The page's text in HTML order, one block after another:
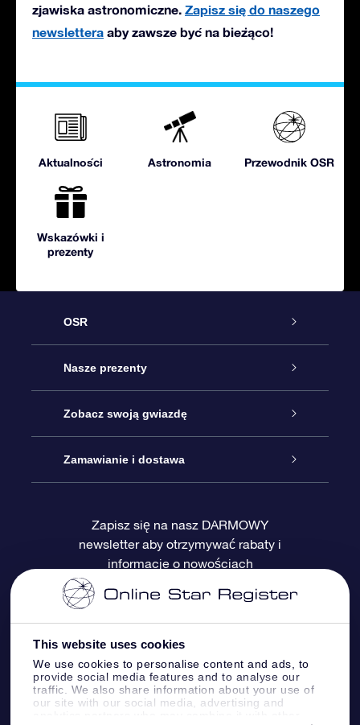
This website uses cookies
We use cookies to personalise content and ads, to
provide social media features and to analyse our
traffic. We also share information about your use of
our site with our social media, advertising and
zjawiska astronomiczne. Zapisz się do naszego
newslettera aby zawsze być na bieżąco!
Aktualności Astronomia Przewodnik OSR
Wskazówki i
prezenty
OSR
Obsługa
Kontakt
Blog
Recenzje
Nasze prezenty
Podarunek Gwiazda Online
Pakiet Podarunkowy OSR
Karta podarunkowa OSR
Prezenty firmowe
Zobacz swoją gwiazdę
Rejestr Gwiazd
Sprsonalizowana Strona Gwiazdy
One Million Stars
Gwieździsty Wygaszacz Ekranu OSR
Aplikacja VR „Fly me to the stars”
Zamawianie i dostawa
Metody płatności
Dostawa
Polityka zwrotów
Gwiazdozbiorach
Zapisz się na nasz DARMOWY
newsletter aby otrzymywać rabaty i
informacje o nowościach